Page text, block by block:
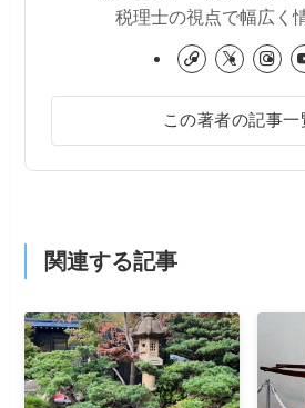
税理士の視点で幅広く
この著者の記事一
関連する記事